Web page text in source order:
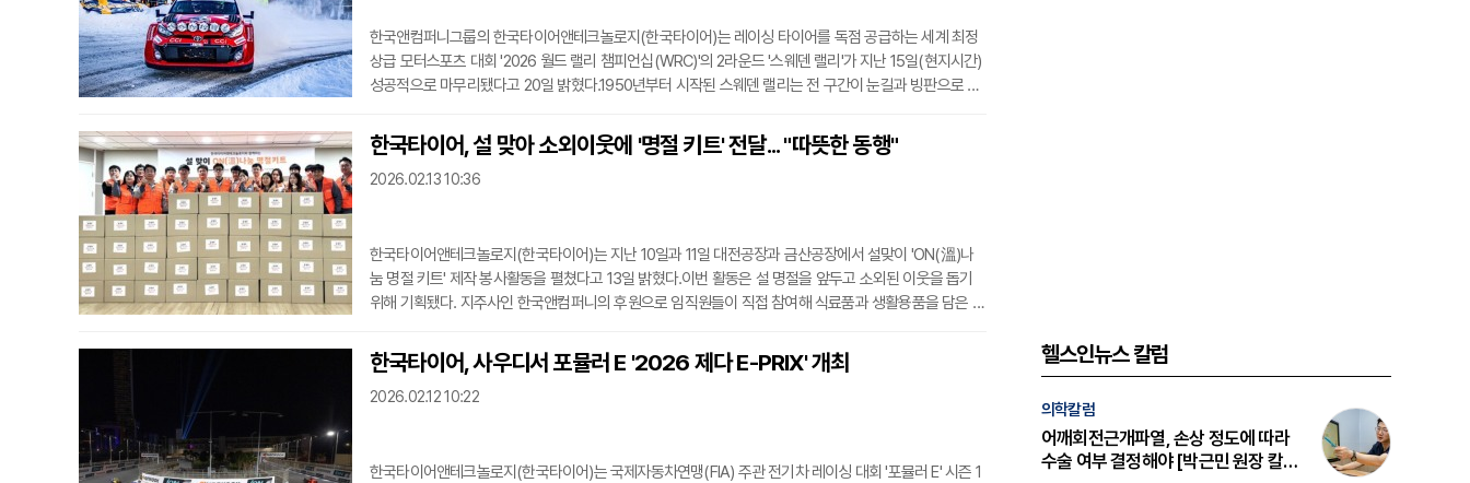
한국앤컴퍼니그룹의 한국타이어앤테크놀로지(한국타이어)는 레이싱 타이어를 독점 공급하는 세계 최정
상급 모터스포츠 대회 '2026 월드 랠리 챔피언십(WRC)'의 2라운드 '스웨덴 랠리'가 지난 15일(현지시간)
성공적으로 마무리됐다고 20일 밝혔다.1950년부터 시작된 스웨덴 랠리는 전 구간이 눈길과 빙판으로 구
km에 달하는 고속 주행과 급격한 온도 변화가 반복되는 극한의 환경 속에서 드라이버들의 치열한 경쟁이
펼쳐졌다.한국타이어는 이번 경기에 미끄러운 빙판 환경에 최적화된 특수 스터드 핀을 적용한 레이싱 전
용 타이어 '윈터 아이
한국타이어, 설 맞아 소외이웃에 '명절 키트' 전달... "따뜻한 동행"
2026.02.13 10:36
한국타이어앤테크놀로지(한국타이어)는 지난 10일과 11일 대전공장과 금산공장에서 설맞이 'ON(溫)나
눔 명절 키트' 제작 봉사활동을 펼쳤다고 13일 밝혔다.이번 활동은 설 명절을 앞두고 소외된 이웃을 돕기
위해 기획됐다. 지주사인 한국앤컴퍼니의 후원으로 임직원들이 직접 참여해 식료품과 생활용품을 담은 키
원봉사센터와 충남 금산군 제원면행정복지센터를 통해 관내 독거노인 등 소외계층 100가구에 전달됐다.
서의돈 한국타이어 안전생산기술본부장은 "임직원의 정성이 담긴 키트가 이웃들에게 따뜻한 온기로 전해
지길 바란다"며 "앞으
한국타이어, 사우디서 포뮬러 E '2026 제다 E-PRIX' 개최
2026.02.12 10:22
한국타이어앤테크놀로지(한국타이어)는 국제자동차연맹(FIA) 주관 전기차 레이싱 대회 '포뮬러 E' 시즌 1
헬스인뉴스 칼럼
의학칼럼
어깨회전근개파열, 손상 정도에 따라
수술 여부 결정해야 [박근민 원장 칼